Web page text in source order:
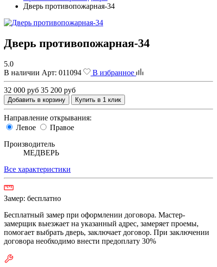
Дверь противопожарная-34
Дверь противопожарная-34
5.0
В наличии Арт: 011094 В избранное
32 000 руб 35 200 руб
Добавить в корзину Купить в 1 клик
Направление открывания:
Левое
Правое
Производитель
МЕДВЕРЬ
Все характеристики
Замер: бесплатно
Бесплатный замер при оформлении договора. Мастер-
замерщик выезжает на указанный адрес, замеряет проемы,
помогает выбрать дверь, заключает договор. При заключении
договора необходимо внести предоплату 30%